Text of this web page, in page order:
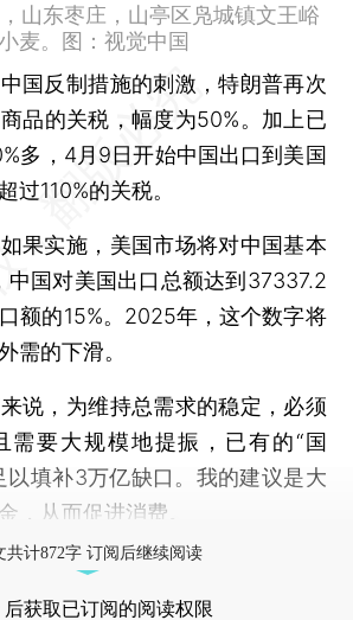
山东枣庄，山亭区凫城镇文王峪
麦。图：视觉中国
反制措施的刺激，特朗普再次
品的关税，幅度为50%。加上已
多，4月9日开始中国出口到美国
过110%的关税。
实施，美国市场将对中国基本
国对美国出口总额达到37337.2
额的15%。2025年，这个数字将
需的下滑。
，为维持总需求的稳定，必须
需要大规模地提振，已有的“国
以填补3万亿缺口。我的建议是大
，从而促进消费。
共计872字 订阅后继续阅读
后获取已订阅的阅读权限